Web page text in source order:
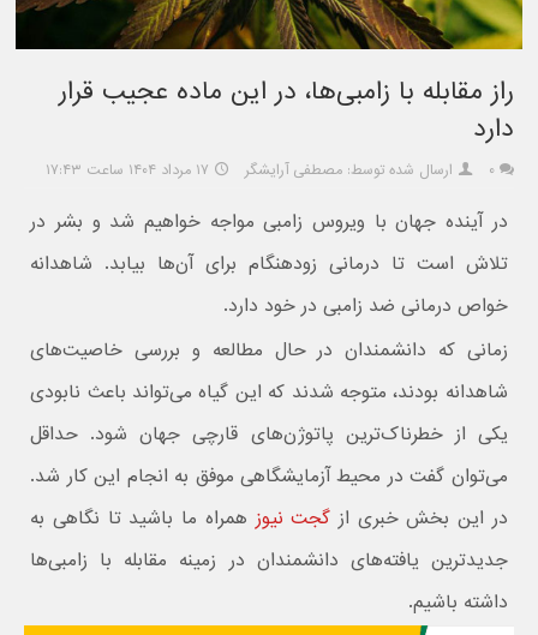
راز مقابله با زامبی‌ها، در این ماده عجیب قرار
دارد
۰ ارسال شده توسط: مصطفی آرایشگر ۱۷ مرداد ۱۴۰۴ ساعت ۱۷:۴۳
در آینده جهان با ویروس زامبی مواجه خواهیم شد و بشر در
تلاش است تا درمانی زودهنگام برای آن‌ها بیابد. شاهدانه
خواص درمانی ضد زامبی در خود دارد.
زمانی که دانشمندان در حال مطالعه و بررسی خاصیت‌های
شاهدانه بودند، متوجه شدند که این گیاه می‌تواند باعث نابودی
یکی از خطرناک‌ترین پاتوژن‌های قارچی جهان شود. حداقل
می‌توان گفت در محیط آزمایشگاهی موفق به انجام این کار شد.
در این بخش خبری از گجت نیوز همراه ما باشید تا نگاهی به
جدیدترین یافته‌های دانشمندان در زمینه مقابله با زامبی‌ها
داشته باشیم.